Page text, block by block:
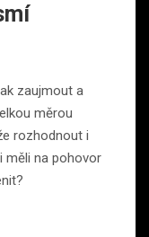
zaujmout a
měrou
rozhodnout i
měli na pohovor